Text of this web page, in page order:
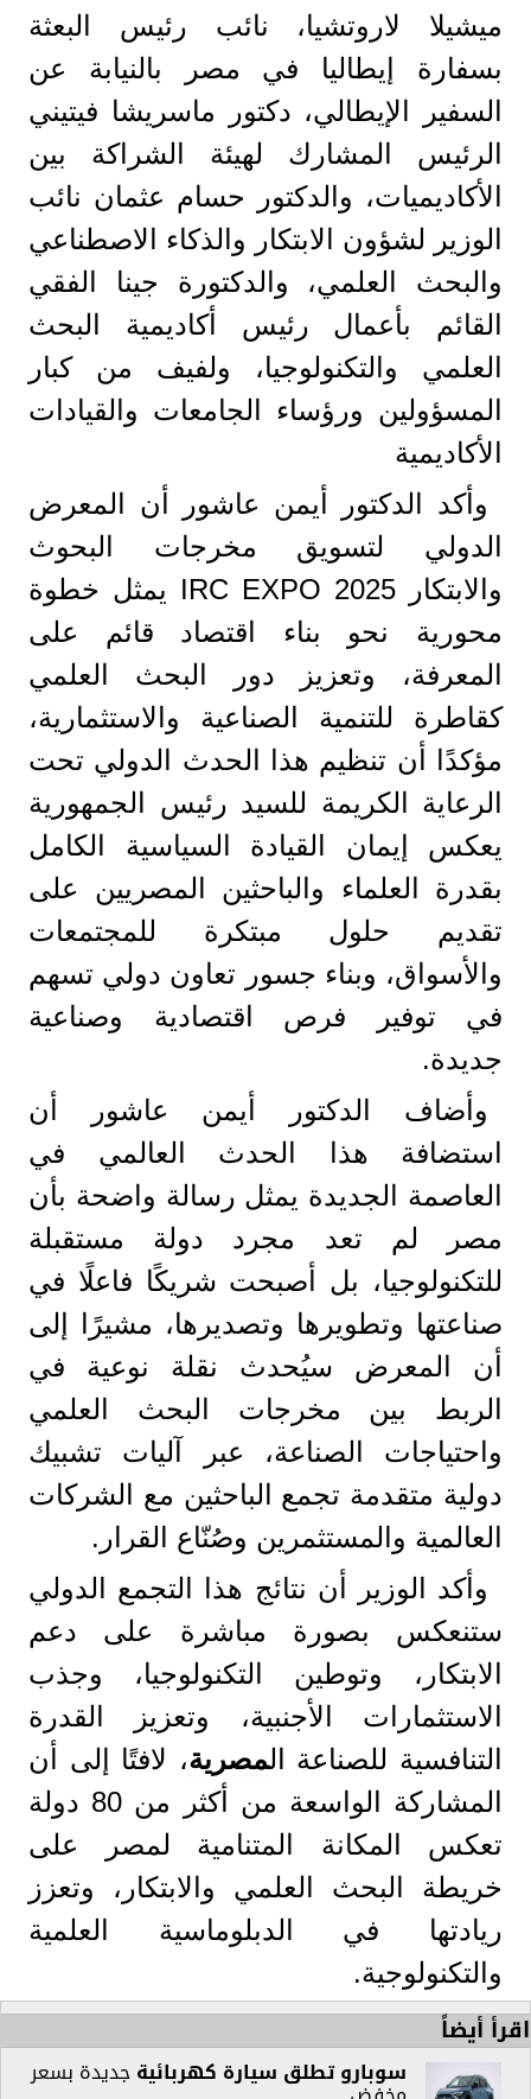
ميشيلا لاروتشيا، نائب رئيس البعثة
بسفارة إيطاليا في مصر بالنيابة عن
السفير الإيطالي، دكتور ماسريشا فيتيني
الرئيس المشارك لهيئة الشراكة بين
الأكاديميات، والدكتور حسام عثمان نائب
الوزير لشؤون الابتكار والذكاء الاصطناعي
والبحث العلمي، والدكتورة جينا الفقي
القائم بأعمال رئيس أكاديمية البحث
العلمي والتكنولوجيا، ولفيف من كبار
المسؤولين ورؤساء الجامعات والقيادات
الأكاديمية
وأكد الدكتور أيمن عاشور أن المعرض
الدولي لتسويق مخرجات البحوث
والابتكار IRC EXPO 2025 يمثل خطوة
محورية نحو بناء اقتصاد قائم على
المعرفة، وتعزيز دور البحث العلمي
كقاطرة للتنمية الصناعية والاستثمارية،
مؤكدًا أن تنظيم هذا الحدث الدولي تحت
الرعاية الكريمة للسيد رئيس الجمهورية
يعكس إيمان القيادة السياسية الكامل
بقدرة العلماء والباحثين المصريين على
تقديم حلول مبتكرة للمجتمعات
والأسواق، وبناء جسور تعاون دولي تسهم
في توفير فرص اقتصادية وصناعية
جديدة.
وأضاف الدكتور أيمن عاشور أن
استضافة هذا الحدث العالمي في
العاصمة الجديدة يمثل رسالة واضحة بأن
مصر لم تعد مجرد دولة مستقبلة
للتكنولوجيا، بل أصبحت شريكًا فاعلًا في
صناعتها وتطويرها وتصديرها، مشيرًا إلى
أن المعرض سيُحدث نقلة نوعية في
الربط بين مخرجات البحث العلمي
واحتياجات الصناعة، عبر آليات تشبيك
دولية متقدمة تجمع الباحثين مع الشركات
العالمية والمستثمرين وصُنّاع القرار.
وأكد الوزير أن نتائج هذا التجمع الدولي
ستنعكس بصورة مباشرة على دعم
الابتكار، وتوطين التكنولوجيا، وجذب
الاستثمارات الأجنبية، وتعزيز القدرة
التنافسية للصناعة المصرية، لافتًا إلى أن
المشاركة الواسعة من أكثر من 80 دولة
تعكس المكانة المتنامية لمصر على
خريطة البحث العلمي والابتكار، وتعزز
ريادتها في الدبلوماسية العلمية
والتكنولوجية.
اقرأ أيضاً
سوبارو تطلق سيارة كهربائية جديدة بسعر